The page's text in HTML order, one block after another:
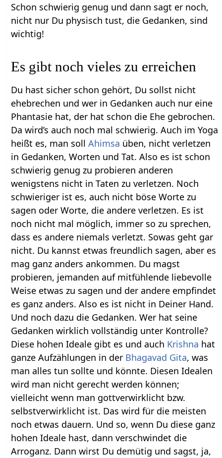
Schon schwierig genug und dann sagt er noch,
nicht nur Du physisch tust, die Gedanken, sind
wichtig!
Es gibt noch vieles zu erreichen
Du hast sicher schon gehört, Du sollst nicht
ehebrechen und wer in Gedanken auch nur eine
Phantasie hat, der hat schon die Ehe gebrochen.
Da wird’s auch noch mal schwierig. Auch im Yoga
heißt es, man sollAhimsa üben, nicht verletzen
in Gedanken, Worten und Tat. Also es ist schon
schwierig genug zu probieren anderen
wenigstens nicht in Taten zu verletzen. Noch
schwieriger ist es, auch nicht böse Worte zu
sagen oder Worte, die andere verletzen. Es ist
noch nicht mal möglich, immer so zu sprechen,
dass es andere niemals verletzt. Sowas geht gar
nicht. Du kannst etwas freundlich sagen, aber es
mag ganz anders ankommen. Du magst
probieren, jemanden auf mitfühlende liebevolle
Weise etwas zu sagen und der andere empfindet
es ganz anders. Also es ist nicht in Deiner Hand.
Und noch dazu die Gedanken. Wer hat seine
Gedanken wirklich vollständig unter Kontrolle?
Diese hohen Ideale gibt es und auch Krishna hat
ganze Aufzählungen in der Bhagavad Gita, was
man alles tun sollte und könnte. Diesen Idealen
wird man nicht gerecht werden können;
vielleicht wenn man gottverwirklicht bzw.
selbstverwirklicht ist. Das wird für die meisten
noch etwas dauern. Und so, wenn Du diese ganz
hohen Ideale hast, dann verschwindet die
Arroganz. Dann wirst Du demütig und sagst, ja,